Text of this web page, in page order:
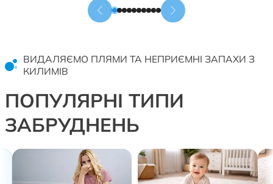
ВИДАЛЯЄМО ПЛЯМИ ТА НЕПРИЄМНІ ЗАПАХИ З
КИЛИМІВ
ПОПУЛЯРНІ ТИПИ
ЗАБРУДНЕНЬ